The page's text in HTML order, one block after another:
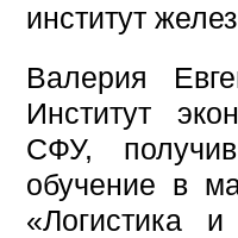
институт
Валерия
Институт
СФУ,
обучение в
«Логистика